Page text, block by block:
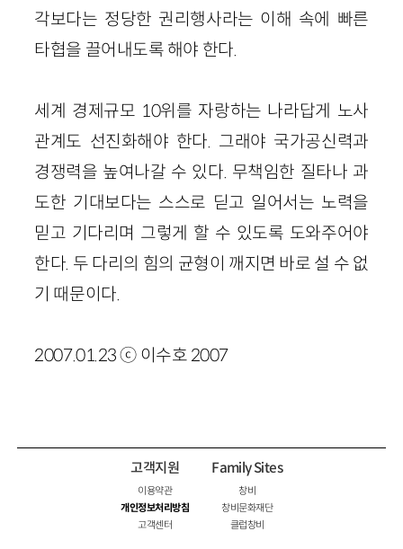
각보다는 정당한 권리행사라는 이해 속에 빠른
타협을 끌어내도록 해야 한다.
세계 경제규모 10위를 자랑하는 나라답게 노사
관계도 선진화해야 한다. 그래야 국가공신력과
경쟁력을 높여나갈 수 있다. 무책임한 질타나 과
도한 기대보다는 스스로 딛고 일어서는 노력을
믿고 기다리며 그렇게 할 수 있도록 도와주어야
한다. 두 다리의 힘의 균형이 깨지면 바로 설 수 없
기 때문이다.
2007.01.23 ⓒ 이수호 2007
고객지원
이용약관
개인정보처리방침
고객센터
Family Sites
창비
창비문화재단
클럽창비